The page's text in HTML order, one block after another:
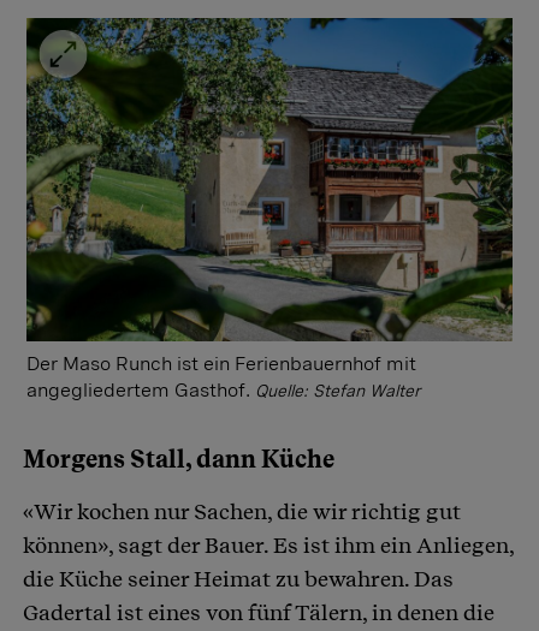
Der Maso Runch ist ein Ferienbauernhof mit
angegliedertem Gasthof. Quelle: Stefan Walter
Morgens Stall, dann Küche
«Wir kochen nur Sachen, die wir richtig gut
können», sagt der Bauer. Es ist ihm ein Anliegen,
die Küche seiner Heimat zu bewahren. Das
Gadertal ist eines von fünf Tälern, in denen die